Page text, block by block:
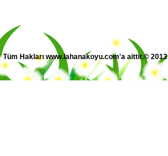
Tüm Hakları www.lahanakoyu.com'a aittir.© 2013